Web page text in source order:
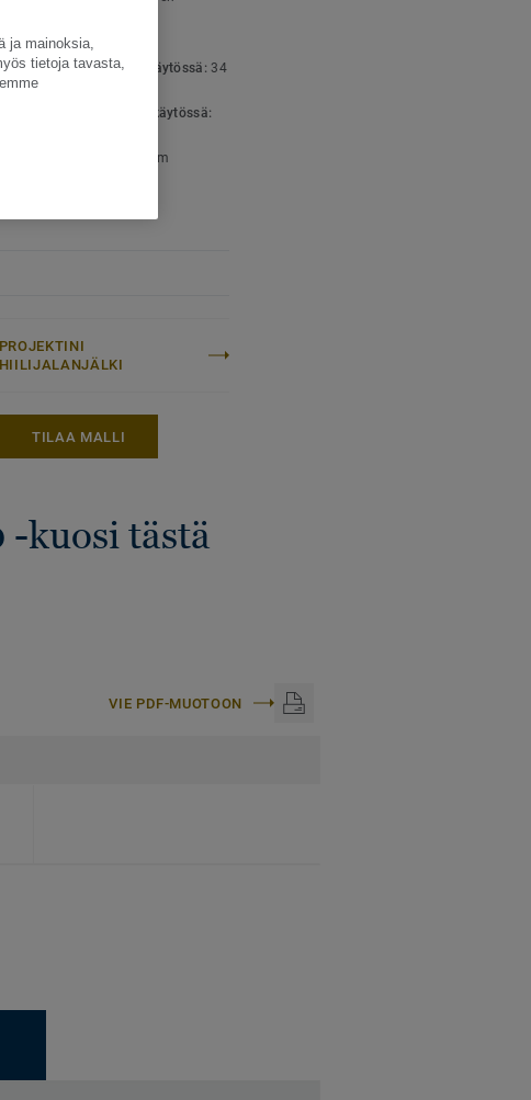
julkisessa käytössä: 34
kova kulutus
Käyttöluokka teollisessa käytössä:
3,10 mm
PROJEKTINI
HIILIJALANJÄLKI
TILAA MALLI
-kuosi tästä
VIE PDF-MUOTOON
ja mainoksia,
tietoja tavasta,